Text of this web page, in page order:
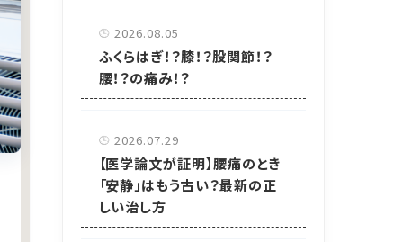
2026.08.05
ふくらはぎ！？膝！？股関節！？
腰！？の痛み！？
2026.07.29
【医学論文が証明】腰痛のとき
「安静」はもう古い？最新の正
しい治し方